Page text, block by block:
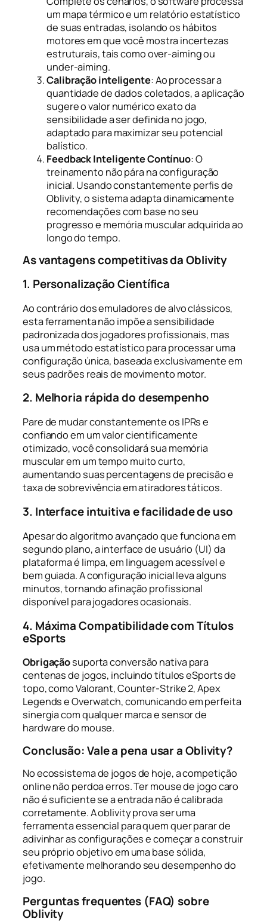
um mapa térmico e um relatório estatístico
de suas entradas, isolando os hábitos
motores em que você mostra incertezas
estruturais, tais como over-aiming ou
under-aiming.
Calibração inteligente: Ao processar a
quantidade de dados coletados, a aplicação
sugere o valor numérico exato da
sensibilidade a ser definida no jogo,
adaptado para maximizar seu potencial
balístico.
Feedback Inteligente Contínuo: O
treinamento não pára na configuração
inicial. Usando constantemente perfis de
Oblivity, o sistema adapta dinamicamente
recomendações com base no seu
progresso e memória muscular adquirida ao
longo do tempo.
As vantagens competitivas da Oblivity
1. Personalização Científica
Ao contrário dos emuladores de alvo clássicos,
esta ferramenta não impõe a sensibilidade
padronizada dos jogadores profissionais, mas
usa um método estatístico para processar uma
configuração única, baseada exclusivamente em
seus padrões reais de movimento motor.
2. Melhoria rápida do desempenho
Pare de mudar constantemente os IPRs e
confiando em um valor cientificamente
otimizado, você consolidará sua memória
muscular em um tempo muito curto,
aumentando suas percentagens de precisão e
taxa de sobrevivência em atiradores táticos.
3. Interface intuitiva e facilidade de uso
Apesar do algoritmo avançado que funciona em
segundo plano, a interface de usuário (UI) da
plataforma é limpa, em linguagem acessível e
bem guiada. A configuração inicial leva alguns
minutos, tornando afinação profissional
disponível para jogadores ocasionais.
4. Máxima Compatibilidade com Títulos
eSports
Obrigaçãosuporta conversão nativa para
centenas de jogos, incluindo títulos eSports de
topo, como Valorant, Counter-Strike 2, Apex
Legends e Overwatch, comunicando em perfeita
sinergia com qualquer marca e sensor de
hardware do mouse.
Conclusão: Vale a pena usar a Oblivity?
No ecossistema de jogos de hoje, a competição
online não perdoa erros. Ter mouse de jogo caro
não é suficiente se a entrada não é calibrada
corretamente. A oblivity prova ser uma
ferramenta essencial para quem quer parar de
adivinhar as configurações e começar a construir
seu próprio objetivo em uma base sólida,
efetivamente melhorando seu desempenho do
jogo.
Perguntas frequentes (FAQ) sobre
Oblivity